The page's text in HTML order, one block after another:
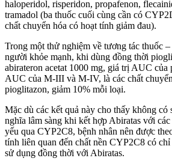
haloperidol, risperidon, propafenon,
tramadol (ba thuốc cuối cùng cần có
chất chuyển hóa có hoạt tính giảm đau).
Trong một thử nghiệm về tương tác thuốc
người khỏe mạnh, khi dùng đồng thời
abirateron acetat 1000 mg, giá trị AUC của
AUC của M-III và M-IV, là các chất
pioglitazon, giảm 10% mỗi loại.
Mặc dù các kết quả này cho thấy không có
nghĩa lâm sàng khi kết hợp Abiratas với
yếu qua CYP2C8, bệnh nhân nên được
tính liên quan đến chất nền CYP2C8 có
sử dụng đồng thời với Abiratas.